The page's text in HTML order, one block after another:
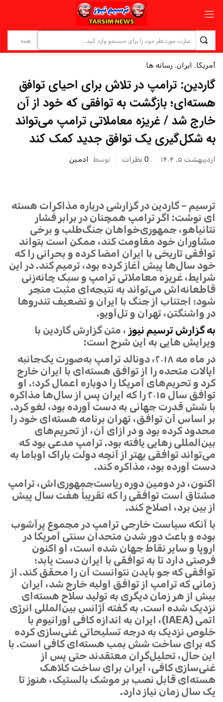
آمریکا, ایران, رسانه ها
گاردین: ترامپ در تلاش برای احیای توافق
هسته‌ای؛ بازگشت به توافقی که خود از آن
خارج شد / غریزه معاملاتی ترامپ می‌تواند
به شکل‌گیری یک توافق جدید کمک کند
اردیبهشت ۵, ۱۴۰۴ 0 نظرات توسط ادمین
ترسیم – گاردین در گزارشی درباره مذاکرات هسته
ای نوشت: اگر ترامپ همچنان در برابر فشار
نتانیاهو، جمهوری‌خواهان جنگ‌طلب و برخی
مشاوران خود مقاومت کند، ممکن است بتواند
توافقی تاریخی با ایران امضا کرده و بحرانی را که
خود سال‌ها پیش آغاز کرده بود، ترمیم کند. در این
شرایط، غریزه معاملاتی ترامپ و سبک چانه‌زنی
قاطعانه‌اش می‌تواند به نتیجه‌ای مثبت منجر
شود؛ اجتناب از جنگ با ایران و تضعیف تندروها
در واشنگتن، تهران و تل‌آویو.
به گزارش ترسیم نیوز ، متن گزارش گاردین با
ویرایش هایی به این شرح است:
در ماه مه ۲۰۱۸، دونالد ترامپ به‌صورت یک‌جانبه
ایالات متحده را از توافق هسته‌ای با ایران خارج
کرد و تحریم‌های آمریکا را دوباره اعمال کرد؛. او
توافق سال ۲۰۱۵ را که ایران پس از سال‌ها مذاکره
با شش قدرت جهانی به دست آورده بود، لغو کرد.
بر اساس آن توافق، تهران برنامه هسته‌ای خود را
محدود کرده بود و در ازای آن، از تحریم‌های
بین‌المللی رهایی یافته بود. ترامپ مدعی بود که
می‌تواند توافقی بهتر از آنچه دولت باراک اوباما به
دست آورده بود، مذاکره کند.
اکنون، در دومین دوره ریاست‌جمهوری‌اش، ترامپ
مشتاق است توافقی را که تقریباً هفت سال پیش
از بین برد، اصلاح کند.
با آنکه سیاست خارجی ترامپ در مجموع پرآشوب
بوده و باعث دور شدن متحدان سنتی آمریکا در
اروپا و سایر نقاط جهان شده است، او اکنون
فرصتی دارد تا به توافقی با ایران دست یابد؛
توافقی که جو بایدن نتوانست آن را محقق کند. از
زمانی که ترامپ از توافق اولیه خارج شد، ایران
بیش از هر زمان دیگری به تولید سلاح هسته‌ای
نزدیک شده است. به گفته آژانس بین‌المللی انرژی
اتمی (IAEA)، ایران به اندازه کافی اورانیوم با
خلوص نزدیک به درجه تسلیحاتی غنی‌سازی کرده
که برای ساخت شش بمب هسته‌ای کافی است. با
این حال، تحلیل‌گران معتقدند حتی پس از
غنی‌سازی کافی، ایران برای ساخت کلاهک
هسته‌ای قابل نصب بر موشک بالستیک، هنوز تا
یک سال زمان نیاز دارد.